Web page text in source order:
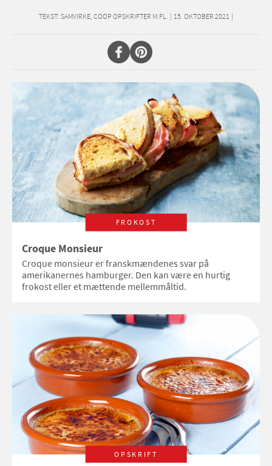
TEKST: SAMVIRKE, COOP OPSKRIFTER M.FL. | 15. OKTOBER 2021 |
FROKOST
Croque Monsieur
Croque monsieur er franskmændenes svar på
amerikanernes hamburger. Den kan være en hurtig
frokost eller et mættende mellemmåltid.
OPSKRIFT